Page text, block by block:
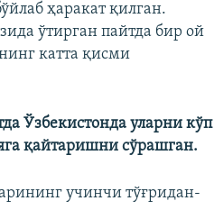
ҳаракат қилган.
ўтирган пайтда бир ой
катта қисми
Ўзбекистонда уларни кўп
қайтаришни сўрашган.
учинчи тўғридан-